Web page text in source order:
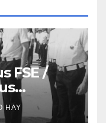
FSE /
HAY